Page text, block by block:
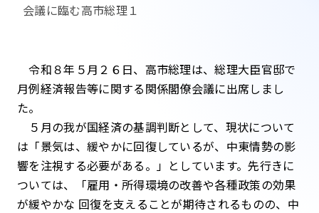
会議に臨む高市総理１
令和８年５月２６日、高市総理は、総理大臣官邸で
月例経済報告等に関する関係閣僚会議に出席しまし
た。
５月の我が国経済の基調判断として、現状について
は「景気は、緩やかに回復しているが、中東情勢の影
響を注視する必要がある。」としています。先行きに
ついては、「雇用・所得環境の改善や各種政策の効果
が緩やかな 回復を支えることが期待されるものの、中